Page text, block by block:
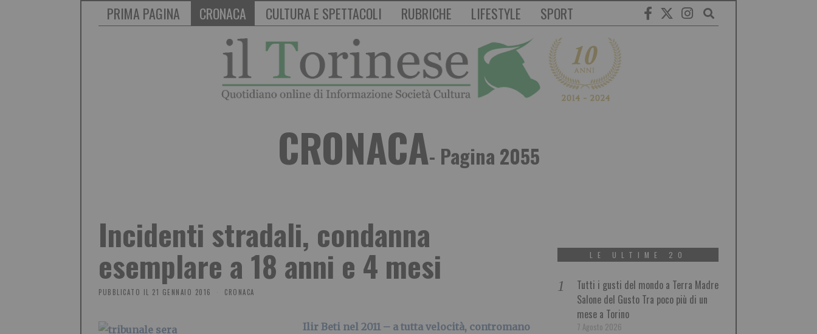
PRIMA PAGINA CRONACA CULTURA E SPETTACOLI RUBRICHE LIFESTYLE SPORT
CRONACA- Pagina 2055
Incidenti stradali, condanna
esemplare a 18 anni e 4 mesi
PUBBLICATO IL 21 GENNAIO 2016 CRONACA
Ilir Beti nel 2011 – a tutta velocità, contromano
LE ULTIME 20
Tutti i gusti del mondo a Terra Madre
Salone del Gusto Tra poco più di un
mese a Torino
7 Agosto 2026